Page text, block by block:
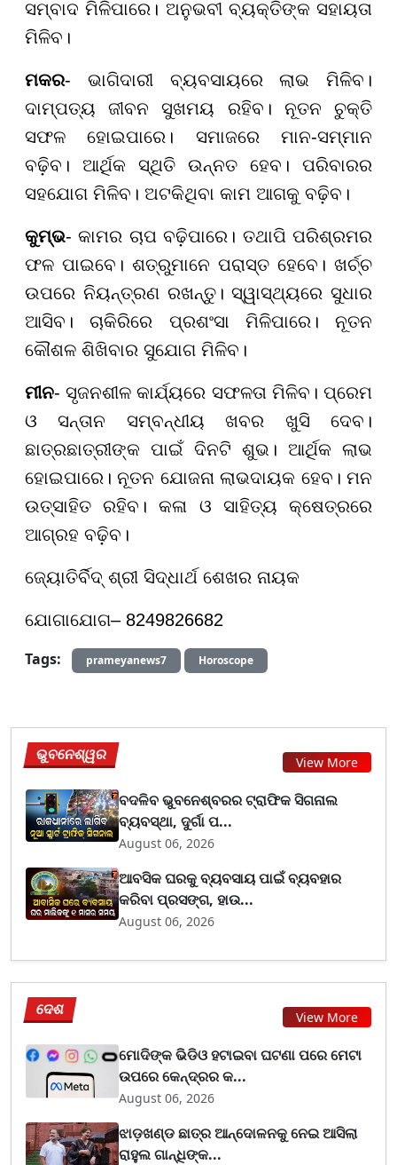
ସମ୍ବାଦ ମିଳିପାରେ। ଅନୁଭବୀ ବ୍ୟକ୍ତିଙ୍କ ସହାୟତା
ମିଳିବ।
ମକର- ଭାଗିଦାରୀ ବ୍ୟବସାୟରେ ଲାଭ ମିଳିବ।
ଦାମ୍ପତ୍ୟ ଜୀବନ ସୁଖମୟ ରହିବ। ନୂତନ ଚୁକ୍ତି
ସଫଳ ହୋଇପାରେ। ସମାଜରେ ମାନ-ସମ୍ମାନ
ବଢ଼ିବ। ଆର୍ଥିକ ସ୍ଥିତି ଉନ୍ନତ ହେବ। ପରିବାରର
ସହଯୋଗ ମିଳିବ। ଅଟକିଥିବା କାମ ଆଗକୁ ବଢ଼ିବ।
କୁମ୍ଭ- କାମର ଚାପ ବଢ଼ିପାରେ। ତଥାପି ପରିଶ୍ରମର
ଫଳ ପାଇବେ। ଶତ୍ରୁମାନେ ପରାସ୍ତ ହେବେ। ଖର୍ଚ୍ଚ
ଉପରେ ନିୟନ୍ତ୍ରଣ ରଖନ୍ତୁ। ସ୍ୱାସ୍ଥ୍ୟରେ ସୁଧାର
ଆସିବ। ଚାକିରିରେ ପ୍ରଶଂସା ମିଳିପାରେ। ନୂତନ
କୌଶଳ ଶିଖିବାର ସୁଯୋଗ ମିଳିବ।
ମୀନ- ସୃଜନଶୀଳ କାର୍ଯ୍ୟରେ ସଫଳତା ମିଳିବ। ପ୍ରେମ
ଓ ସନ୍ତାନ ସମ୍ବନ୍ଧୀୟ ଖବର ଖୁସି ଦେବ।
ଛାତ୍ରଛାତ୍ରୀଙ୍କ ପାଇଁ ଦିନଟି ଶୁଭ। ଆର୍ଥିକ ଲାଭ
ହୋଇପାରେ। ନୂତନ ଯୋଜନା ଲାଭଦାୟକ ହେବ। ମନ
ଉତ୍ସାହିତ ରହିବ। କଳା ଓ ସାହିତ୍ୟ କ୍ଷେତ୍ରରେ
ଆଗ୍ରହ ବଢ଼ିବ।
ଜ୍ୟୋତିର୍ବିଦ୍ ଶ୍ରୀ ସିଦ୍ଧାର୍ଥ ଶେଖର ନାୟକ
ଯୋଗାଯୋଗ– 8249826682
Tags:
prameyanews7 Horoscope
ଭୁବନେଶ୍ୱର View More
ବଦଳିବ ଭୁବନେଶ୍ବରର ଟ୍ରାଫିକ ସିଗନାଲ
ବ୍ୟବସ୍ଥା, ଦୁର୍ଗା ପ...
August 06, 2026
ଆବସିକ ଘରକୁ ବ୍ୟବସାୟ ପାଇଁ ବ୍ୟବହାର
କରିବା ପ୍ରସଙ୍ଗ, ହାଉ...
August 06, 2026
ଦେଶ View More
ମୋଦିଙ୍କ ଭିଡିଓ ହଟାଇବା ଘଟଣା ପରେ ମେଟା
ଉପରେ କେନ୍ଦ୍ରର କ...
August 06, 2026
ଝାଡ଼ଖଣ୍ଡ ଛାତ୍ର ଆନ୍ଦୋଳନକୁ ନେଇ ଆସିଲା
ରାହୁଲ ଗାନ୍ଧିଙ୍କ...